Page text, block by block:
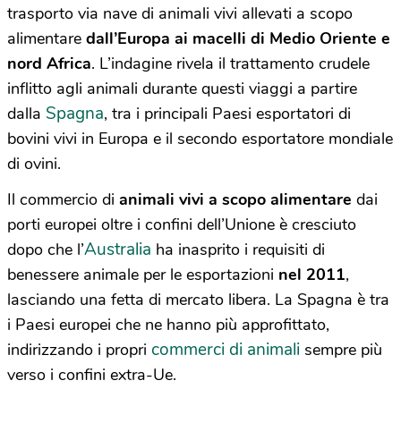
trasporto via nave di animali vivi allevati a scopo
alimentare dall’Europa ai macelli di Medio Oriente e
nord Africa. L’indagine rivela il trattamento crudele
inflitto agli animali durante questi viaggi a partire
dalla Spagna, tra i principali Paesi esportatori di
bovini vivi in Europa e il secondo esportatore mondiale
di ovini.
Il commercio di animali vivi a scopo alimentare dai
porti europei oltre i confini dell’Unione è cresciuto
dopo che l’Australia ha inasprito i requisiti di
benessere animale per le esportazioni nel 2011,
lasciando una fetta di mercato libera. La Spagna è tra
i Paesi europei che ne hanno più approfittato,
indirizzando i propri commerci di animali sempre più
verso i confini extra-Ue.